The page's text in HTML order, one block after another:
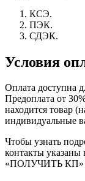
КСЭ.
ПЭК.
СДЭК.
Условия
Оплата доступна
Предоплата от
находится товар
индивидуальные
Чтобы узнать
контакты
«ПОЛУЧИТЬ КП» и